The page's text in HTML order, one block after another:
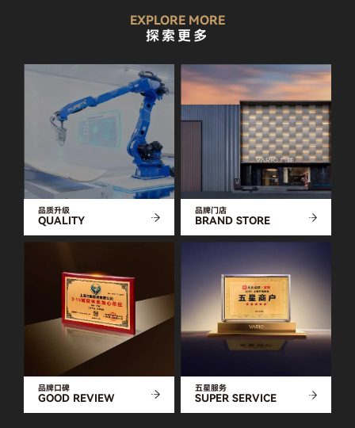
EXPLORE MORE
探索更多
品质升级
QUALITY
品牌门店
BRAND STORE
品牌口碑
GOOD REVIEW
五星服务
SUPER SERVICE